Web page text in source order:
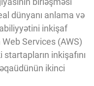
dünyanı anlama və
inkişaf
Services (AWS)
inkişafını
ikinci